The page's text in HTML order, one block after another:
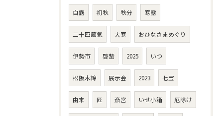
白露 初秋 秋分 寒露
二十四節気 大寒 おひなさまめぐり
伊勢市 啓蟄 2025 いつ
松阪木綿 展示会 2023 七宝
由来 匠 斎宮 いせ小箱 厄除け